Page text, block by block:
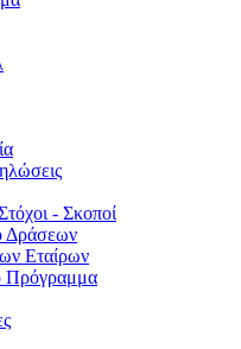
- Σκοποί
Δράσεων
Εταίρων
Πρόγραμμα